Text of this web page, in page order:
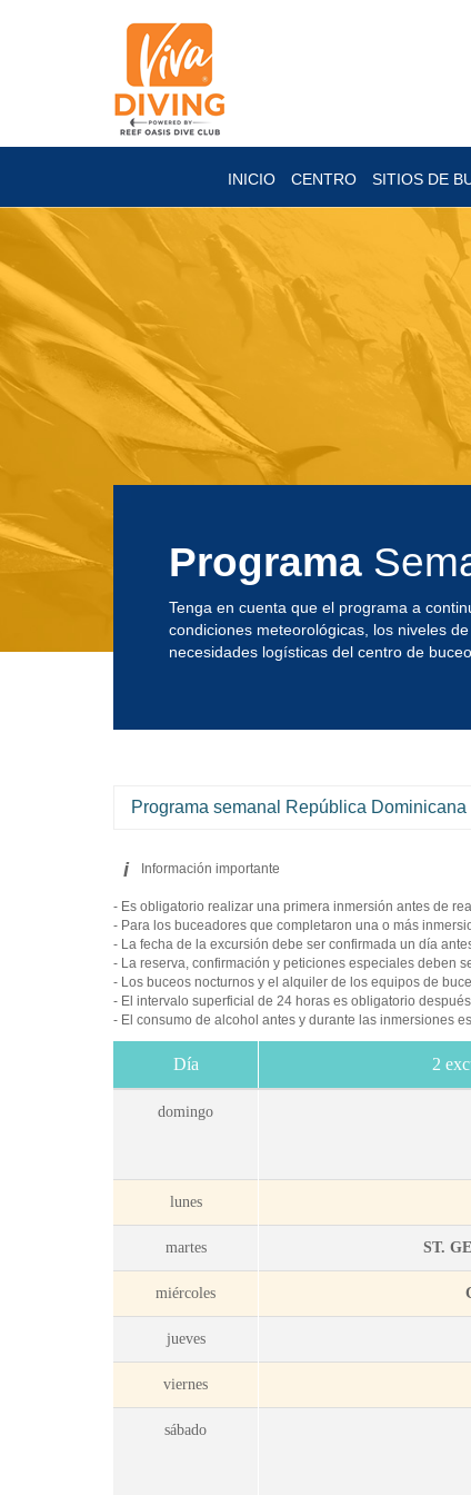
INICIO CENTRO SITIOS DE
Programa
Tenga en cuenta que el programa a
condiciones meteorológicas, los niveles
necesidades logísticas del centro de buceo.
Programa semanal República Dominicana
i Información importante
- Es obligatorio realizar una primera inmersión antes de
- Para los buceadores que completaron una o más
- La fecha de la excursión debe ser confirmada un día
- La reserva, confirmación y peticiones especiales deben
- Los buceos nocturnos y el alquiler de los equipos de
- El intervalo superficial de 24 horas es obligatorio
- El consumo de alcohol antes y durante las inmersiones
Día 2
domingo
lunes
martes ST.
miércoles
jueves
viernes
sábado